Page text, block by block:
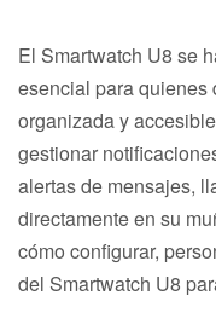
El Smartwatch U8 se
esencial para quienes
organizada y
gestionar
alertas de mensajes,
directamente en su
cómo configurar,
del Smartwatch U8